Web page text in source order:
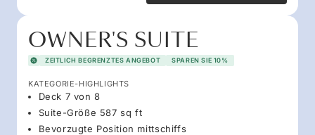
OWNER'S SUITE
ZEITLICH BEGRENZTES ANGEBOT SPAREN SIE 10%
KATEGORIE-HIGHLIGHTS
Deck 7 von 8
Suite-Größe 587 sq ft
Bevorzugte Position mittschiffs